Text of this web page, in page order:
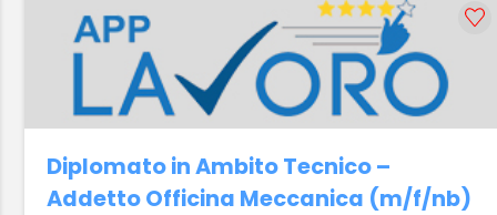
Diplomato in Ambito Tecnico –
Addetto Officina Meccanica (m/f/nb)